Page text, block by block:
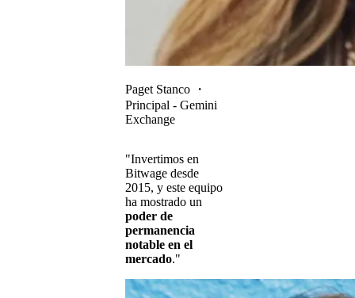
Paget Stanco ・
Principal - Gemini
Exchange
"Invertimos en
Bitwage desde
2015, y este equipo
ha mostrado un
poder de
permanencia
notable en el
mercado."